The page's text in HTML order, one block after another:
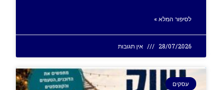
לסיפור המלא »
28/07/2026 אין תגובות
עסקים